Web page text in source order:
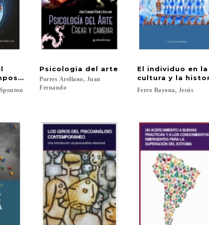
de pandemia
Psicologia del arte
Porres Arellano, Juan
Fernando
El individuo en la
cultura y la
Ferro Bayona, Jesús